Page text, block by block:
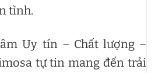
tình.
Uy tín – Chất lượng –
tự tin mang đến trải